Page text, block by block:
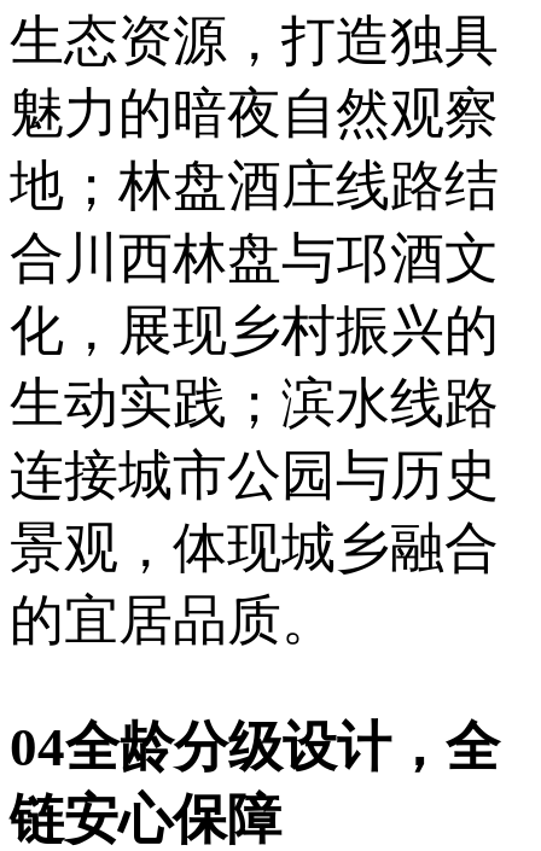
生态资源，打造独具
魅力的暗夜自然观察
地；林盘酒庄线路结
合川西林盘与邛酒文
化，展现乡村振兴的
生动实践；滨水线路
连接城市公园与历史
景观，体现城乡融合
的宜居品质。
04全龄分级设计，全
链安心保障